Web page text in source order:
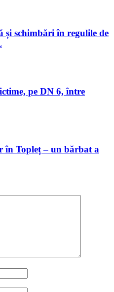
și schimbări în regulile de
pe DN 6, între
în Topleț – un bărbat a